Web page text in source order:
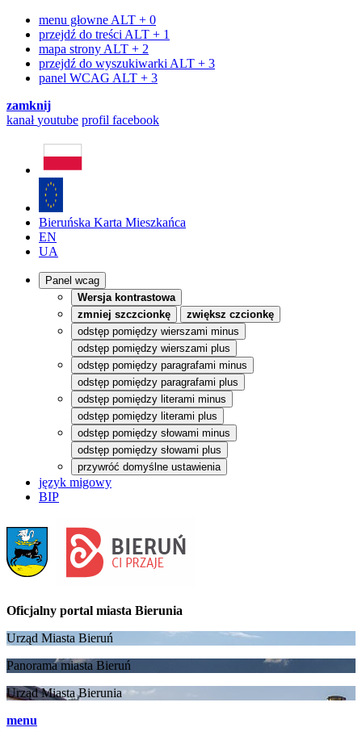
menu głowne ALT + 0
przejdź do treści ALT + 1
mapa strony ALT + 2
przejdź do wyszukiwarki ALT + 3
panel WCAG ALT + 3
zamknij
kanałyoutube profil facebook
Bieruńska Karta Mieszkańca
EN
UA
Panel wcag
Wersja kontrastowa
zmniej szczcionkę
zwiększ czcionkę
odstęp pomiędzy wierszami minus
odstęp pomiędzy wierszami plus
odstęp pomiędzy paragrafami minus
odstęp pomiędzy paragrafami plus
odstęp pomiędzy literami minus
odstęp pomiędzy literami plus
odstęp pomiędzy słowami minus
odstęp pomiędzy słowami plus
przywróć domyślne ustawienia
język migowy
BIP
Oficjalny portal miasta Bierunia
Urząd Miasta Bieruń
Panorama miasta Bieruń
Urząd Miasta Bierunia
menu